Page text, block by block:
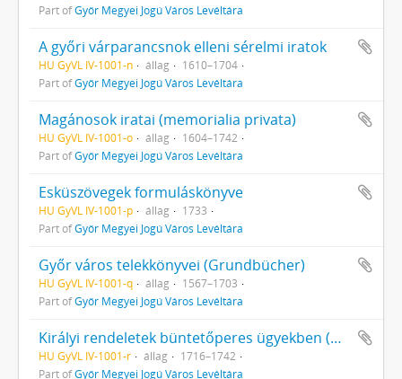
Part ofGyőr Megyei Jogú Város Levéltára
A győri várparancsnok elleni sérelmi iratok
HU GyVL IV-1001-n állag
1610–1704
Part ofGyőr Megyei Jogú Város Levéltára
Magánosok iratai (memorialia privata)
HU GyVL IV-1001-o állag
1604–1742
Part ofGyőr Megyei Jogú Város Levéltára
Esküszövegek formuláskönyve
HU GyVL IV-1001-p állag
1733
Part ofGyőr Megyei Jogú Város Levéltára
Győr város telekkönyvei (Grundbücher)
HU GyVL IV-1001-q állag
1567–1703
Part ofGyőr Megyei Jogú Város Levéltára
Királyi rendeletek büntetőperes ügyekben (mandata regia in iuridicis)
HU GyVL IV-1001-r állag
1716–1742
Part ofGyőr Megyei Jogú Város Levéltára